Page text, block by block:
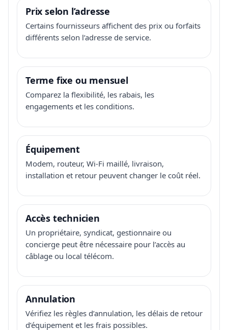
Prix selon l’adresse
Certains fournisseurs affichent des prix ou forfaits
différents selon l’adresse de service.
Terme fixe ou mensuel
Comparez la flexibilité, les rabais, les
engagements et les conditions.
Équipement
Modem, routeur, Wi-Fi maillé, livraison,
installation et retour peuvent changer le coût réel.
Accès technicien
Un propriétaire, syndicat, gestionnaire ou
concierge peut être nécessaire pour l’accès au
câblage ou local télécom.
Annulation
Vérifiez les règles d’annulation, les délais de retour
d’équipement et les frais possibles.